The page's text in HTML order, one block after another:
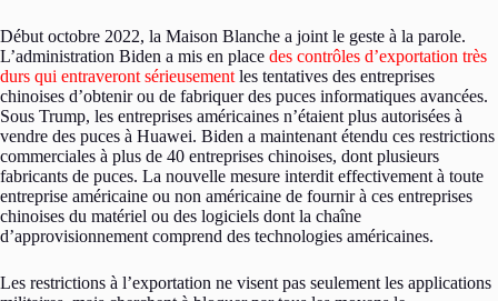
Début octobre 2022, la Maison Blanche a joint le geste à la parole.
L’administration Biden a mis en place des contrôles d’exportation très
durs qui entraveront sérieusement les tentatives des entreprises
chinoises d’obtenir ou de fabriquer des puces informatiques avancées.
Sous Trump, les entreprises américaines n’étaient plus autorisées à
vendre des puces à Huawei. Biden a maintenant étendu ces restrictions
commerciales à plus de 40 entreprises chinoises, dont plusieurs
fabricants de puces. La nouvelle mesure interdit effectivement à toute
entreprise américaine ou non américaine de fournir à ces entreprises
chinoises du matériel ou des logiciels dont la chaîne
d’approvisionnement comprend des technologies américaines.
Les restrictions à l’exportation ne visent pas seulement les applications